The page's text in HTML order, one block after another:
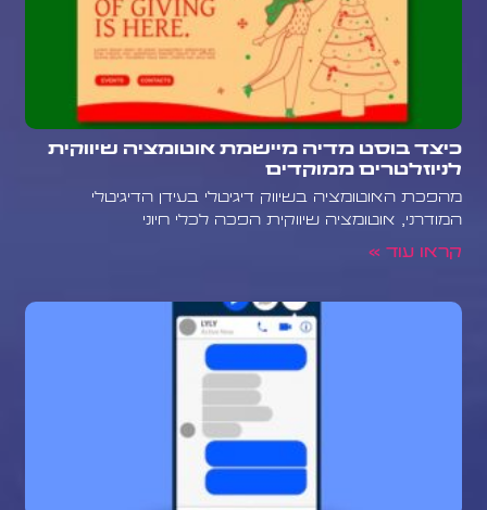
כיצד בוסט מדיה מיישמת אוטומציה שיווקית
לניוזלטרים ממוקדים
מהפכת האוטומציה בשיווק דיגיטלי בעידן הדיגיטלי
המודרני, אוטומציה שיווקית הפכה לכלי חיוני
קראו עוד »